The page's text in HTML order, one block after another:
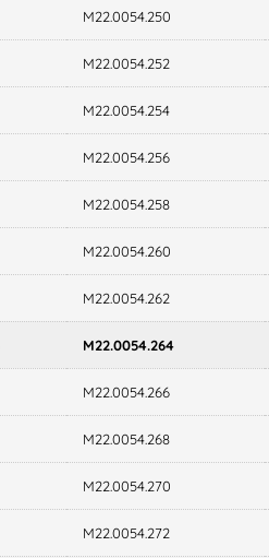
M22.0054.250
M22.0054.252
M22.0054.254
M22.0054.256
M22.0054.258
M22.0054.260
M22.0054.262
M22.0054.264
M22.0054.266
M22.0054.268
M22.0054.270
M22.0054.272